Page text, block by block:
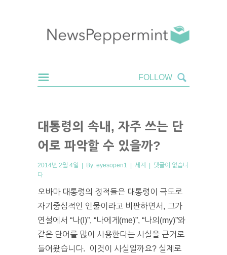
대통령의 속내, 자주 쓰는 단
어로 파악할 수 있을까?
2014년 2월 4일 | By: eyesopen1 | 세계 | 댓글이 없습니
다
오바마 대통령의 정적들은 대통령이 극도로
자기중심적인 인물이라고 비판하면서, 그가
연설에서 “나(I)”, “나에게(me)”, “나의(my)”와
같은 단어를 많이 사용한다는 사실을 근거로
들어왔습니다. 이것이 사실일까요? 실제로